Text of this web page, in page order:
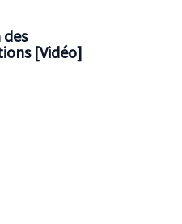
des
[Vidéo]